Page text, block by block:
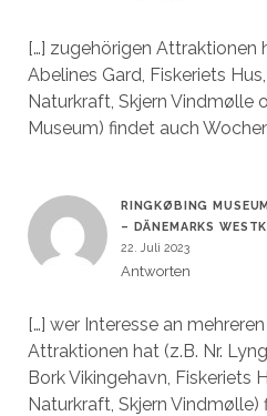
[…] zugehörigen Attraktionen
Abelines Gard, Fiskeriets
Naturkraft, Skjern Vindmølle
Museum) findet auch
RINGKØBING
– DÄNEMARKS
22. Juli 2023
Antworten
[…] wer Interesse an
Attraktionen hat (z.B. Nr.
Bork Vikingehavn, Fiskeriets
Naturkraft, Skjern